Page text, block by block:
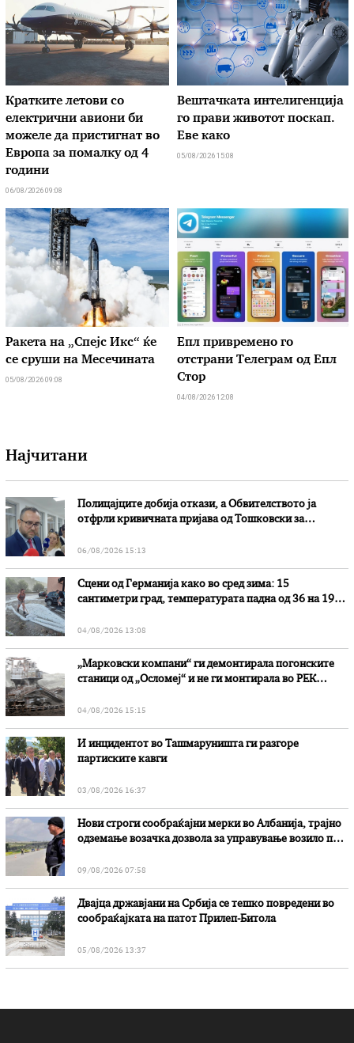
Кратките летови со
електрични авиони би
можеле да пристигнат во
Европа за помалку од 4
години
06/08/2026 09:08
Вештачката интелигенција
го прави животот поскап.
Еве како
05/08/2026 15:08
Ракета на „Спејс Икс“ ќе
се сруши на Месечината
05/08/2026 09:08
Епл привремено го
отстрани Телеграм од Епл
Стор
04/08/2026 12:08
Најчитани
Полицајците добија откази, а Обвителството ја
отфрли кривичната пријава од Тошковски за
06/08/2026 15:13
Сцени од Германија како во сред зима: 15
сантиметри град, температурата падна од 36 на 19
04/08/2026 13:08
„Марковски компани“ ги демонтирала погонските
станици од „Осломеј“ и не ги монтирала во РЕК
04/08/2026 15:15
И инцидентот во Ташмаруништa ги разгоре
партиските кавги
03/08/2026 16:37
Нови строги сообраќајни мерки во Aлбанија, трајно
одземање возачка дозвола за управување возило под
09/08/2026 07:58
Двајца државјани на Србија се тешко повредени во
сообраќајката на патот Прилеп-Битола
05/08/2026 13:37